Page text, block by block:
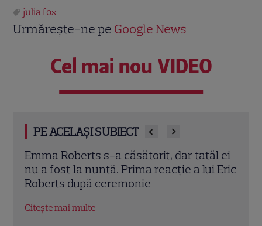
julia fox
Urmărește-ne pe Google News
Cel mai nou VIDEO
PE ACELAȘI SUBIECT
Emma Roberts s-a căsătorit, dar tatăl ei
nu a fost la nuntă. Prima reacție a lui Eric
Roberts după ceremonie
Citește mai multe